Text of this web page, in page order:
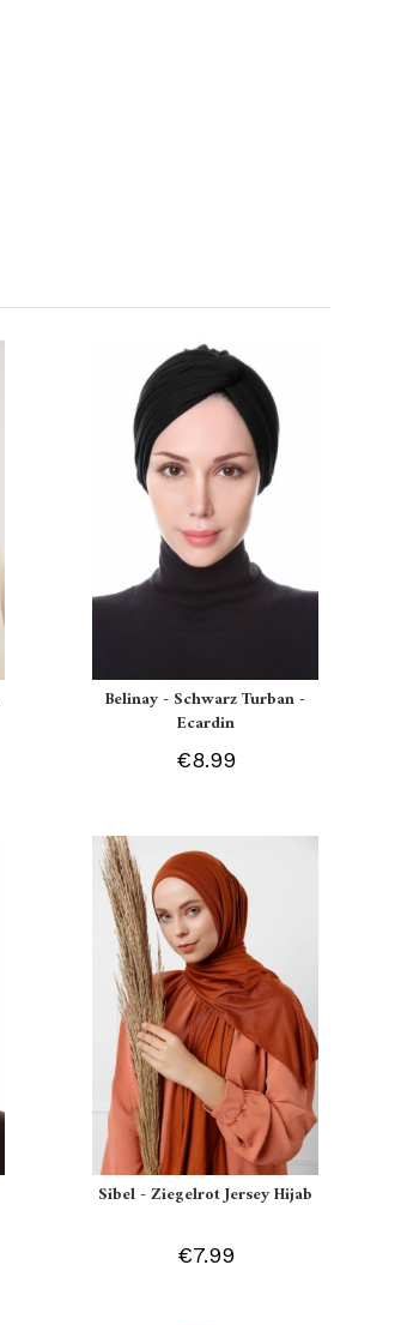
Belinay - Schwarz Turban -
Ecardin
€8.99
Sibel - Ziegelrot Jersey Hijab
€7.99